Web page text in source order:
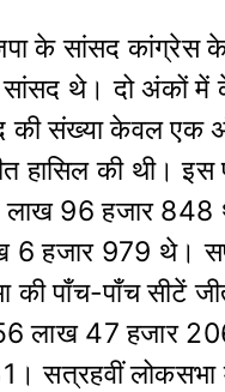
के सांसद
सांसद थे। दो अंकों
की संख्या केवल एक
हासिल की थी।
लाख 96 हजार
हजार 979 थे। सपा
की पाँच-पाँच सीटें
लाख 47 हजार
सत्रहवीं लोकसभा में